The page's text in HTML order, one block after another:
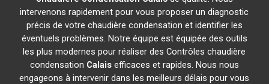
intervenons rapidement pour vous proposer un diagnostic
précis de votre chaudière condensation et identifier les
éventuels problèmes. Notre équipe est équipée des outils
les plus modernes pour réaliser des Contrôles chaudière
condensation Calaisefficaces et rapides. Nous nous
engageons à intervenir dans les meilleurs délais pour vous